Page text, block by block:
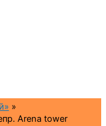
Arena tower